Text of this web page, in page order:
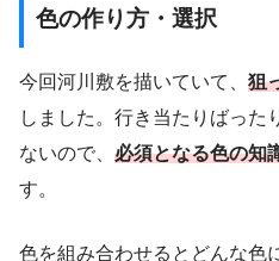
色の作り方・選択
今回河川敷を描いていて、 狙
しました。行き当たりばった
ないので、 必須となる色の知
す。
色を組み合わせるとどんな色